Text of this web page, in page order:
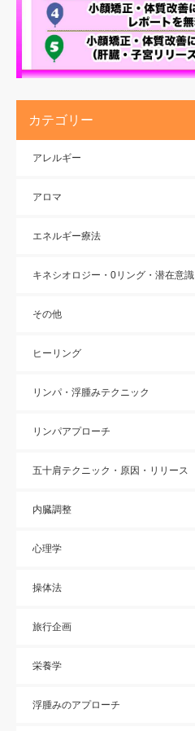
カテゴリー
アレルギー
アロマ
エネルギー療法
キネシオロジー・0リング・潜在意識
その他
ヒーリング
リンパ・浮腫みテクニック
リンパアプローチ
五十肩テクニック・原因・リリース
内臓調整
心理学
操体法
旅行企画
栄養学
浮腫みのアプローチ